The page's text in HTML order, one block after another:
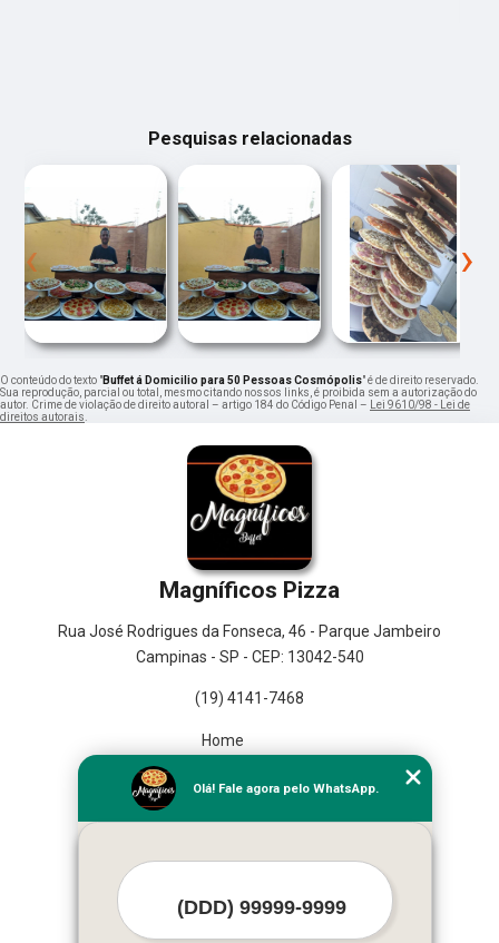
Pesquisas relacionadas
‹ ›
O conteúdo do texto "Buffet á Domicilio para 50 Pessoas Cosmópolis" é de direito reservado.
Sua reprodução, parcial ou total, mesmo citando nossos links, é proibida sem a autorização do
autor. Crime de violação de direito autoral – artigo 184 do Código Penal –
Lei 9610/98 - Lei de
direitos autorais
Magníficos Pizza
Rua José Rodrigues da Fonseca, 46 - Parque Jambeiro
Campinas - SP - CEP: 13042-540
(19) 4141-7468
Home
Missão
Mapa do site
Olá! Fale agora pelo WhatsApp.